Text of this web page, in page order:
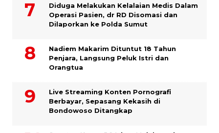
Diduga Melakukan Kelalaian Medis Dalam
Operasi Pasien, dr RD Disomasi dan
Dilaporkan ke Polda Sumut
​Nadiem Makarim Dituntut 18 Tahun
Penjara, Langsung Peluk Istri dan
Orangtua
Live Streaming Konten Pornografi
Berbayar, Sepasang Kekasih di
Bondowoso Ditangkap